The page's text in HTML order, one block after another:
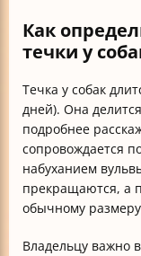
Как
течки у
Течка у собак
дней). Она
подробнее
сопровождается
набуханием
прекращаются, а
обычному
Владельцу важно